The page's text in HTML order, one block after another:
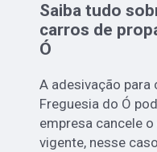
Saiba tudo
carros de
Ó
A adesivação para
Freguesia do Ó
empresa cancele
vigente, nesse